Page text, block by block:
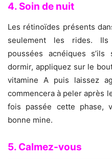
4. Soin de nuit
Les rétinoïdes présents
seulement les rides. Ils
poussées acnéiques
dormir, appliquez sur le
vitamine A puis laissez
commencera à peler après
fois passée cette phase,
bonne mine.
5. Calmez-vous